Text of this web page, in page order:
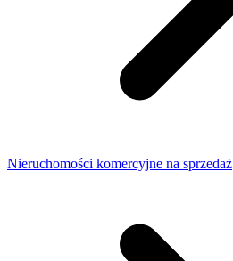
Nieruchomości komercyjne na sprzedaż